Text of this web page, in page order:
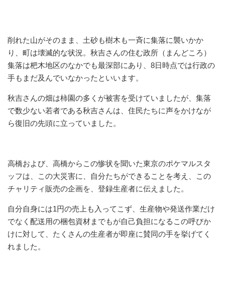
削れた山がそのまま、土砂も樹木も一斉に集落に襲いかか
り、町は壊滅的な状況。秋吉さんの住む政所（まんどころ）
集落は杷木地区のなかでも最深部にあり、8日時点では行政の
手もまだ及んでいなかったといいます。
秋吉さんの畑は柿園の多くが被害を受けていましたが、集落
で数少ない若者である秋吉さんは、住民たちに声をかけなが
ら復旧の先頭に立っていました。
高橋および、高橋からこの惨状を聞いた東京のポケマルスタ
ッフは、この大災害に、自分たちができることを考え、この
チャリティ販売の企画を、登録生産者に伝えました。
自分自身には1円の売上も入ってこず、生産物や発送作業だけ
でなく配送用の梱包資材までもが自己負担になるこの呼びか
けに対して、たくさんの生産者が即座に賛同の手を挙げてく
れました。